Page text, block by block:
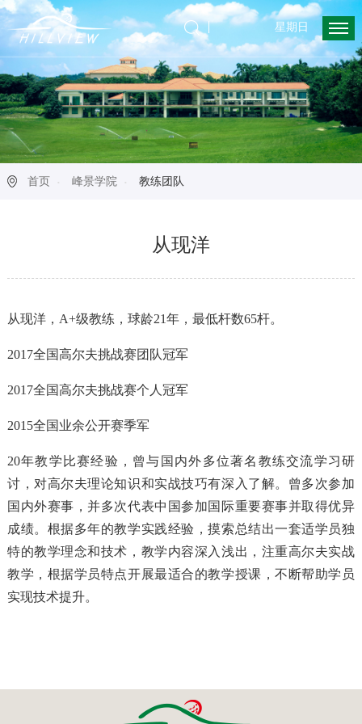
星期日
首页 峰景学院 教练团队
从现洋
从现洋，A+级教练，球龄21年，最低杆数65杆。
2017全国高尔夫挑战赛团队冠军
2017全国高尔夫挑战赛个人冠军
2015全国业余公开赛季军
20年教学比赛经验，曾与国内外多位著名教练交流学习研
讨，对高尔夫理论知识和实战技巧有深入了解。曾多次参加
国内外赛事，并多次代表中国参加国际重要赛事并取得优异
成绩。根据多年的教学实践经验，摸索总结出一套适学员独
特的教学理念和技术，教学内容深入浅出，注重高尔夫实战
教学，根据学员特点开展最适合的教学授课，不断帮助学员
实现技术提升。